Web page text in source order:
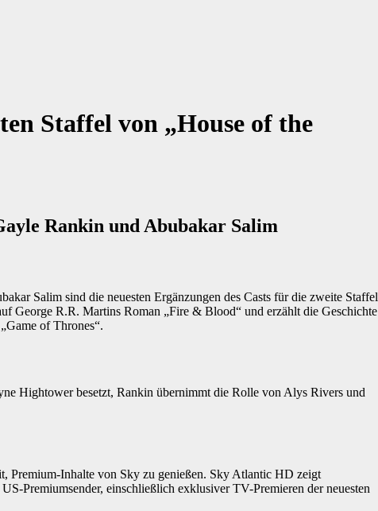
Staffel von „House of the
Rankin und Abubakar Salim
Salim sind die neuesten Ergänzungen des Casts für die zweite Staffel
George R.R. Martins Roman „Fire & Blood“ und erzählt die Geschichte
of Thrones“.
Hightower besetzt, Rankin übernimmt die Rolle von Alys Rivers und
Premium-Inhalte von Sky zu genießen. Sky Atlantic HD zeigt
Premiumsender, einschließlich exklusiver TV-Premieren der neuesten